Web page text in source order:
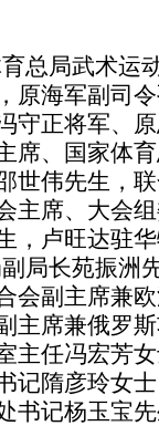
总局武术运
原海军副司
守正将军、
席、国家体
世伟先生，
主席、大会
，卢旺达驻
局长苑振洲
会副主席兼
主席兼俄罗
主任冯宏芳
记隋彦玲女
书记杨玉宝